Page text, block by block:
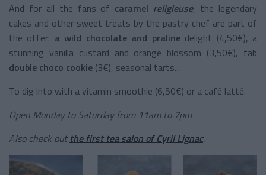
And for all the fans of caramel religieuse, the legendary
cakes and other sweet treats by the pastry chef are part of
the offer: a wild chocolate and pralinedelight (4,50€), a
stunning vanilla custard and orange blossom (3,50€), fab
double choco cookie (3€), seasonal tarts…
To dig into with a vitamin smoothie (6,50€) or a café latté.
Open Monday to Saturday from 11am to 7pm
Also check out the first tea salon of Cyril Lignac.